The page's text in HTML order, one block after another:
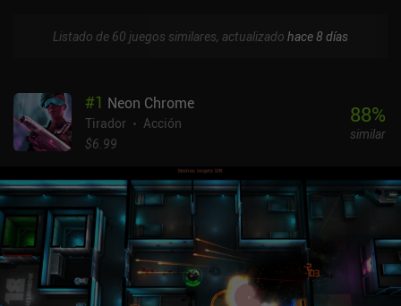
Listado de 60 juegos similares, actualizado hace 8 días
#1 Neon Chrome
Tirador
Acción
$6.99
88%
similar